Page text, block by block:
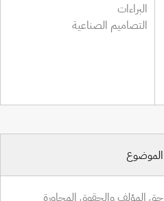
البراءات
التصاميم الصناعية
الموضوع
حق المؤلف والحقوق المجاورة